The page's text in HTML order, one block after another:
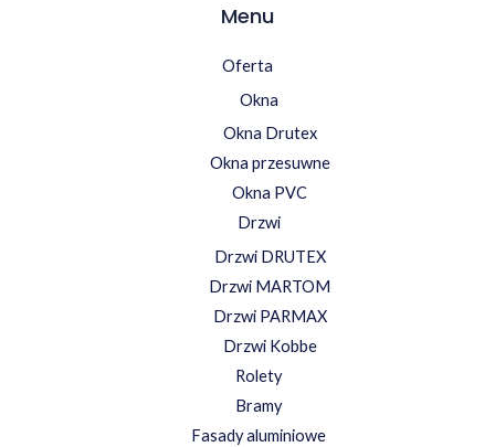
Menu
Oferta
Okna
Okna Drutex
Okna przesuwne
Okna PVC
Drzwi
Drzwi DRUTEX
Drzwi MARTOM
Drzwi PARMAX
Drzwi Kobbe
Rolety
Bramy
Fasady aluminiowe